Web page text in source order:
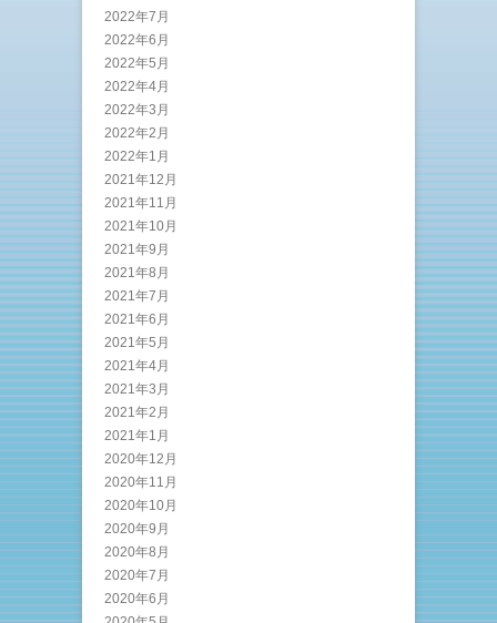
2022年7月
2022年6月
2022年5月
2022年4月
2022年3月
2022年2月
2022年1月
2021年12月
2021年11月
2021年10月
2021年9月
2021年8月
2021年7月
2021年6月
2021年5月
2021年4月
2021年3月
2021年2月
2021年1月
2020年12月
2020年11月
2020年10月
2020年9月
2020年8月
2020年7月
2020年6月